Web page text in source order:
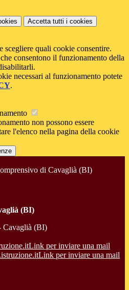
Accetta tutti i cookies
scegliere quali cookie consentire.
consentono il funzionamento della
necessari al funzionamento potete
.
non possono essere
l'elenco nella pagina della cookie
di Cavaglià (BI)
(BI)
Cavaglià (BI)
Link per inviare una mail
Link per inviare una mail